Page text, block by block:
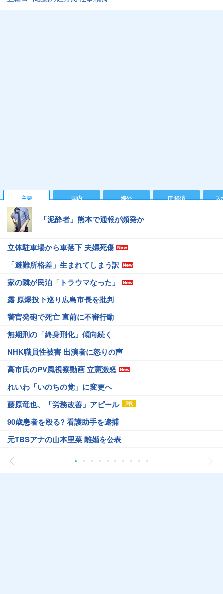
主要 国内 海外 IT 経済 ス
「泥酔者」熊本で通報が頻発か
立体駐車場から車落下 夫婦死傷
「避難所格差」生まれてしまう訳
家の隣が民泊「トラウマなった」
露 原爆投下巡り広島市長を批判
警官発砲で死亡 直前に不審行動
無期刑の「終身刑化」傾向続く
NHK職員性被害 出演者に怒りの声
高市氏のPV風視察動画 立憲激怒
れいわ「いのちの党」に変更へ
藤原竜也、「労務改善」アピール
90歳患者を殴る? 看護助手を逮捕
元TBSアナの山本里菜 離婚を公表